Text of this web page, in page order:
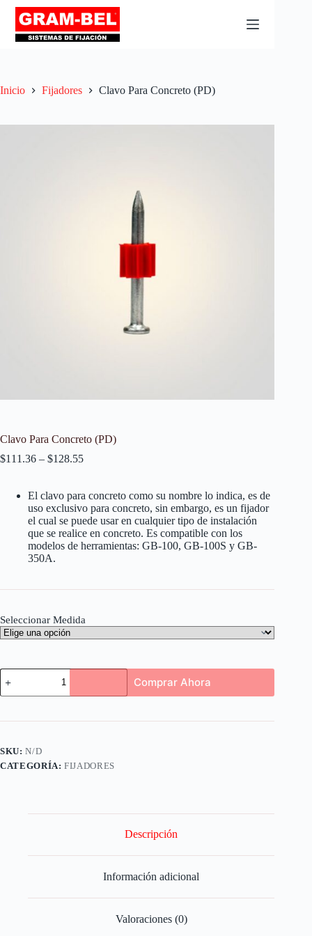
Inicio Fijadores Clavo Para Concreto (PD)
Clavo Para Concreto (PD)
$111.36 – $128.55
El clavo para concreto como su nombre lo indica, es de
uso exclusivo para concreto, sin embargo, es un fijador
el cual se puede usar en cualquier tipo de instalación
que se realice en concreto. Es compatible con los
modelos de herramientas: GB-100, GB-100S y GB-
350A.
Seleccionar Medida
Comprar Ahora
SKU:N/D
CATEGORÍA:FIJADORES
Descripción
Información adicional
Valoraciones (0)